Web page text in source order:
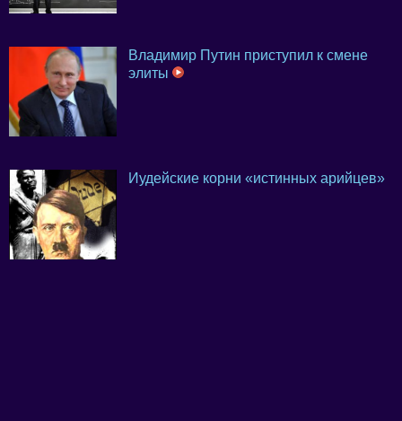
Владимир Путин приступил к смене
элиты
Иудейские корни «истинных арийцев»